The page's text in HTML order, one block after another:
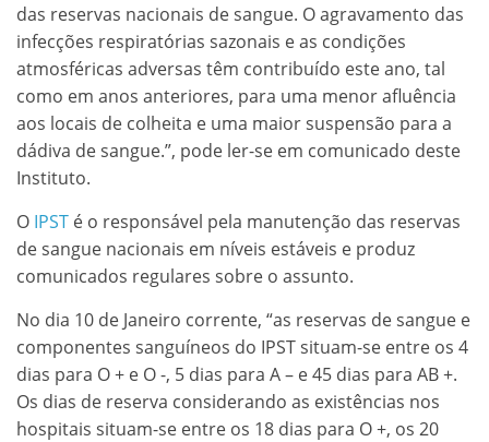
das reservas nacionais de sangue. O agravamento das
infecções respiratórias sazonais e as condições
atmosféricas adversas têm contribuído este ano, tal
como em anos anteriores, para uma menor afluência
aos locais de colheita e uma maior suspensão para a
dádiva de sangue.”, pode ler-se em comunicado deste
Instituto.
O IPST é o responsável pela manutenção das reservas
de sangue nacionais em níveis estáveis e produz
comunicados regulares sobre o assunto.
No dia 10 de Janeiro corrente, “as reservas de sangue e
componentes sanguíneos do IPST situam-se entre os 4
dias para O + e O -, 5 dias para A – e 45 dias para AB +.
Os dias de reserva considerando as existências nos
hospitais situam-se entre os 18 dias para O +, os 20